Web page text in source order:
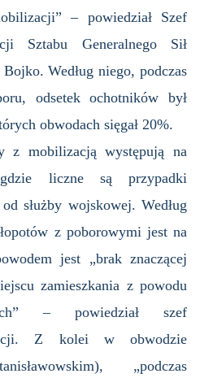
– powiedział Szef
Sztabu Generalnego Sił
Według niego, podczas
odsetek ochotników był
obwodach sięgał 20%.
z mobilizacją występują na
liczne są przypadki
służby wojskowej. Według
z poborowymi jest na
jest „brak znaczącej
zamieszkania z powodu
– powiedział szef
Z kolei w obwodzie
„podczas